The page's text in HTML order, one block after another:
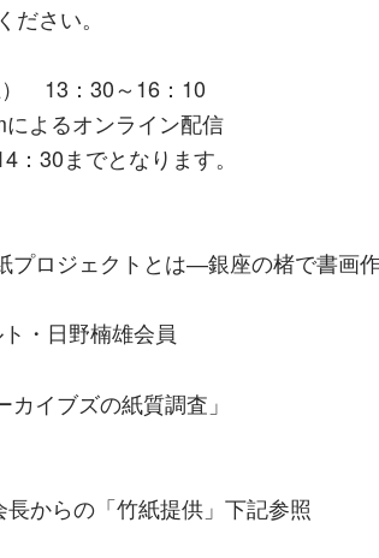
さい。
13：30～16：10
よるオンライン配信
30までとなります。
ロジェクトとは―銀座の楮で書画
・日野楠雄会員
カイブズの紙質調査」
からの「竹紙提供」下記参照